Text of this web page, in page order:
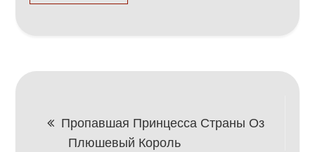
Навигация
Пропавшая Принцесса Страны Оз
Плюшевый Король